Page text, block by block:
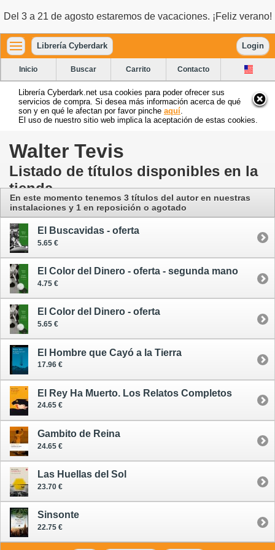
Del 3 a 21 de agosto estaremos de vacaciones. ¡Feliz verano!
Librería Cyberdark Login
Inicio Buscar Carrito Contacto
Librería Cyberdark.net usa cookies para poder ofrecer sus
servicios de compra. Si desea más información acerca de qué
son y en qué le afectan por favor pinche aquí
El uso de nuestro sitio web implica la aceptación de estas cookies.
Walter Tevis
Listado de títulos disponibles en la
tienda
En este momento tenemos 3 títulos del autoren nuestras
instalaciones y 1 en reposición o agotado
El Buscavidas - oferta
5.65 €
El Color del Dinero - oferta - segunda mano
4.75 €
El Color del Dinero - oferta
5.65 €
El Hombre que Cayó a la Tierra
17.96 €
El Rey Ha Muerto. Los Relatos Completos
24.65 €
Gambito de Reina
24.65 €
Las Huellas del Sol
23.70 €
Sinsonte
22.75 €